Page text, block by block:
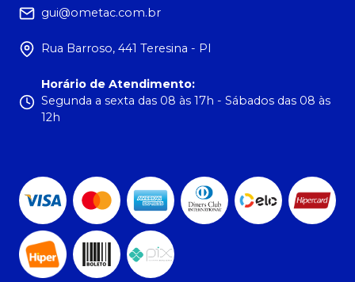
gui@ometac.com.br
Rua Barroso, 441 Teresina - PI
Horário de Atendimento:
Segunda a sexta das 08 às 17h - Sábados das 08 às
12h